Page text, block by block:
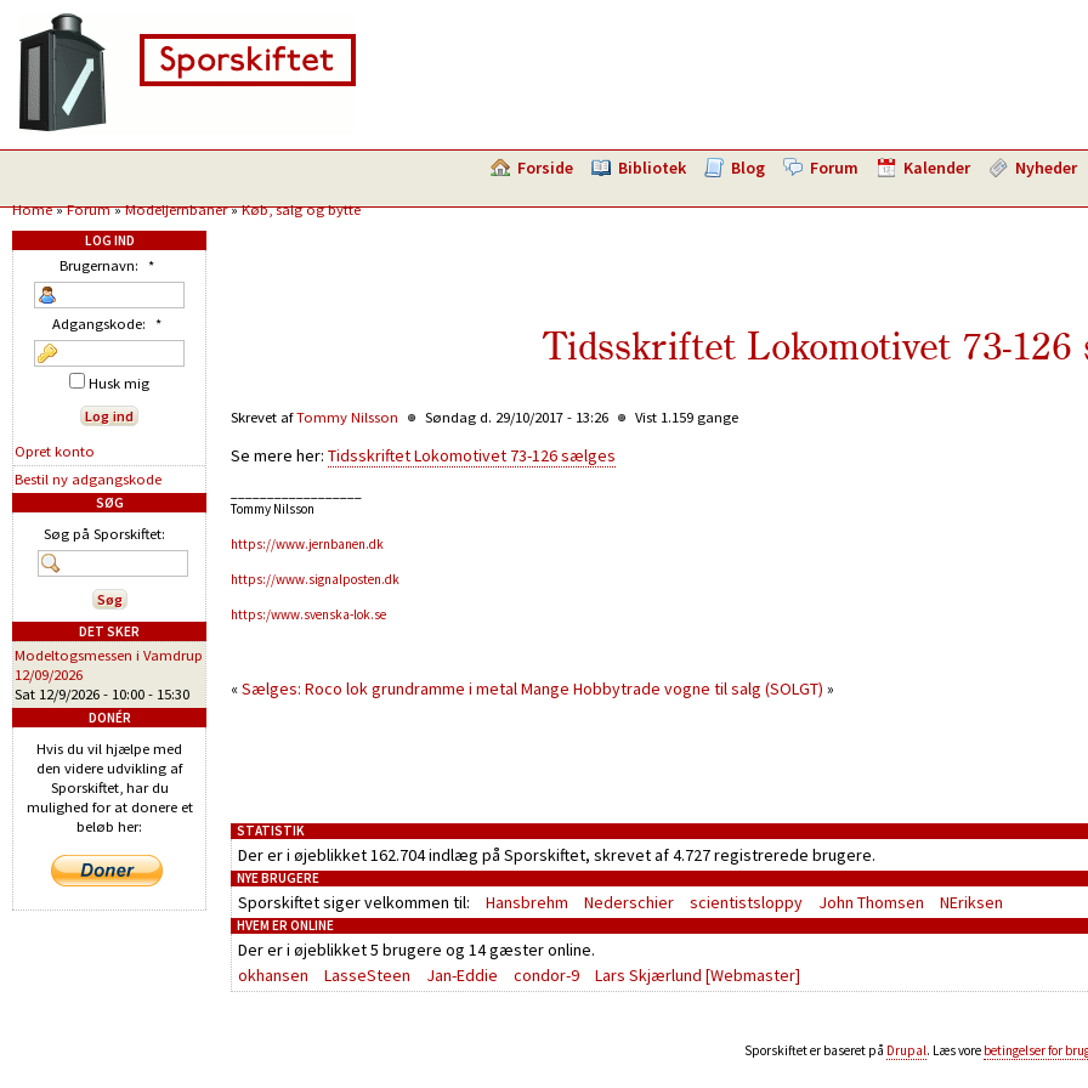
Forside Bibliotek Blog Forum Kalender Nyheder
Home»Forum»Modeljernbaner»Køb, salg og bytte
Tidsskriftet Lokomotivet 73-126
Skrevet afTommy Nilsson Søndag d. 29/10/2017 - 13:26 Vist 1.159 gange
Se mere her: Tidsskriftet Lokomotivet 73-126 sælges
Tommy Nilsson
https://www.jernbanen.dk
https://www.signalposten.dk
https:/www.svenska-lok.se
«Sælges: Roco lok grundramme i metalMange Hobbytrade vogne til salg (SOLGT) »
STATISTIK
Der er i øjeblikket 162.704 indlæg på Sporskiftet, skrevet af 4.727 registrerede brugere.
NYE BRUGERE
Sporskiftet siger velkommen til: Hansbrehm Nederschier scientistsloppy John Thomsen NEriksen
HVEM ER ONLINE
Der er i øjeblikket5 brugere og 14 gæsteronline.
okhansen
LasseSteen Jan-Eddie condor-9 Lars Skjærlund [Webmaster]
Sporskiftet er baseret på Drupal. Læs vore betingelser for
LOG IND
Brugernavn: *
Adgangskode: *
Husk mig
Opret konto
Bestil ny adgangskode
SØG
Søg på Sporskiftet:
DET SKER
Modeltogsmessen i Vamdrup
12/09/2026
Sat 12/9/2026 - 10:00 - 15:30
DONÉR
Hvis du vil hjælpe med
den videre udvikling af
Sporskiftet, har du
mulighed for at donere et
beløb her: